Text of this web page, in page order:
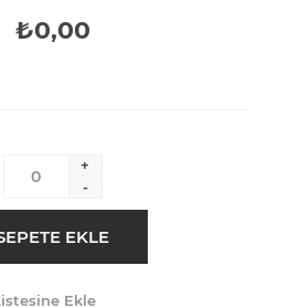
₺0,00
+
-